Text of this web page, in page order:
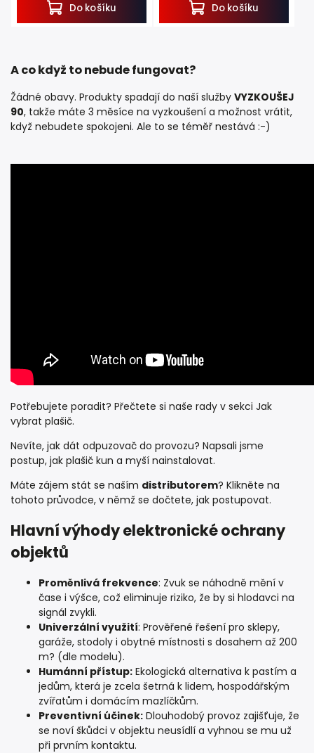
Do košíku Do košíku
A co když to nebude fungovat?
Žádné obavy. Produkty spadají do naší služby VYZKOUŠEJ
90, takže máte 3 měsíce na vyzkoušení a možnost vrátit,
když nebudete spokojeni. Ale to se téměř nestává :-)
Potřebujete poradit? Přečtete si naše rady v sekci Jak
vybrat plašič.
Nevíte, jak dát odpuzovač do provozu? Napsali jsme
postup, jak plašič kun a myší nainstalovat.
Máte zájem stát se naším distributorem? Klikněte na
tohoto průvodce, v němž se dočtete, jak postupovat.
Hlavní výhody elektronické ochrany
objektů
Proměnlivá frekvence: Zvuk se náhodně mění v
čase i výšce, což eliminuje riziko, že by si hlodavci na
signál zvykli.
Univerzální využití: Prověřené řešení pro sklepy,
garáže, stodoly i obytné místnosti s dosahem až 200
m? (dle modelu).
Humánní přístup: Ekologická alternativa k pastím a
jedům, která je zcela šetrná k lidem, hospodářským
zvířatům i domácím mazlíčkům.
Preventivní účinek: Dlouhodobý provoz zajišťuje, že
se noví škůdci v objektu neusídlí a vyhnou se mu už
při prvním kontaktu.